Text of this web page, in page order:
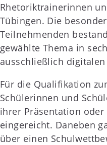
Rhetoriktrainerinnen
Tübingen. Die
Teilnehmenden
gewählte Thema in
ausschließlich
Für die Qualifikation
Schülerinnen und
ihrer Präsentation oder
eingereicht. Daneben
über einen